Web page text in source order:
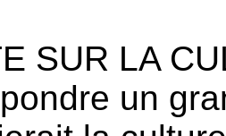
SUR LA
un